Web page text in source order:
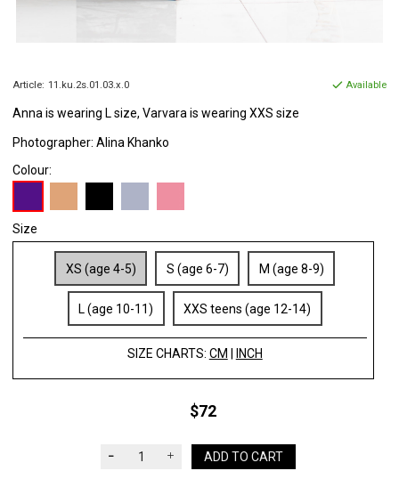
Article: 11.ku.2s.01.03.x.0 Available
Anna is wearing L size, Varvara is wearing XXS size
Photographer: Alina Khanko
Colour:
Size
XS (age 4-5) S (age 6-7) M (age 8-9)
L (age 10-11) XXS teens (age 12-14)
SIZE CHARTS: CM INCH
$72
ADD TO CART